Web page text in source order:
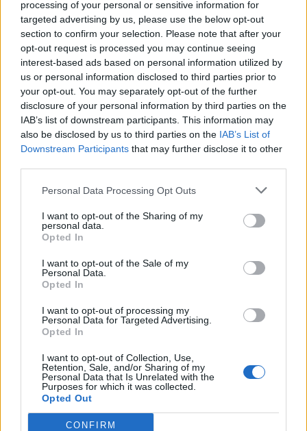
processing of your personal or sensitive information for
targeted advertising by us, please use the below opt-out
section to confirm your selection. Please note that after your
opt-out request is processed you may continue seeing
interest-based ads based on personal information utilized by
us or personal information disclosed to third parties prior to
your opt-out. You may separately opt-out of the further
disclosure of your personal information by third parties on the
IAB’s list of downstream participants. This information may
also be disclosed by us to third parties on the IAB’s List of
Downstream Participants that may further disclose it to other
Personal Data Processing Opt Outs
I want to opt-out of the Sharing of my
personal data.
Opted In
I want to opt-out of the Sale of my
Personal Data.
Opted In
I want to opt-out of processing my
Personal Data for Targeted Advertising.
Opted In
I want to opt-out of Collection, Use,
Retention, Sale, and/or Sharing of my
Personal Data that Is Unrelated with the
Purposes for which it was collected.
Opted Out
CONFIRM
Forr a levegő a magyar autóipari óriásnál:
azonnal leállhat a munka Pécsen és
Fehérváron
A Hanon Systems dolgozói készek a határozatlan idejű
sztrájkra, ugyanakkor továbbra is nyitottak a
megállapodásra.
Vallottak a szakértők: komoly bajban a magyar
dolgozók, elmaradt a várva várt nyári fordulat
A júniusi munkaerőpiaci adatok újabb gyengülést
jeleznek: egy hónap alatt több mint nyolcezerrel csökkent
a foglalkoztatottak száma.